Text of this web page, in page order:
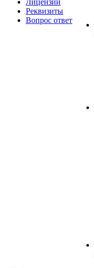
Лицензии
Реквизиты
Вопрос ответ